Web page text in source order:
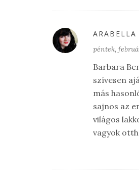
ARABELLA
péntek,
Barbara
szívesen
más
sajnos az
világos
vagyok